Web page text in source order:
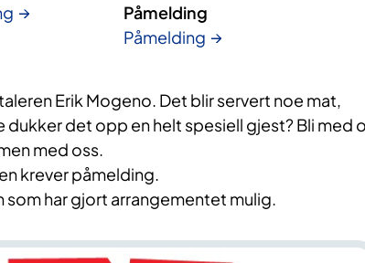
Påmelding
Påmelding
Erik Mogeno. Det blir servert noe mat,
dukker det opp en helt spesiell gjest? Bli med
med oss.
krever påmelding.
har gjort arrangementet mulig.